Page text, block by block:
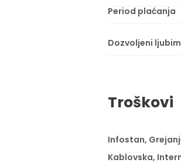
Period plaćanja
Dozvoljeni
Troškovi
Infostan,
Kablovska,